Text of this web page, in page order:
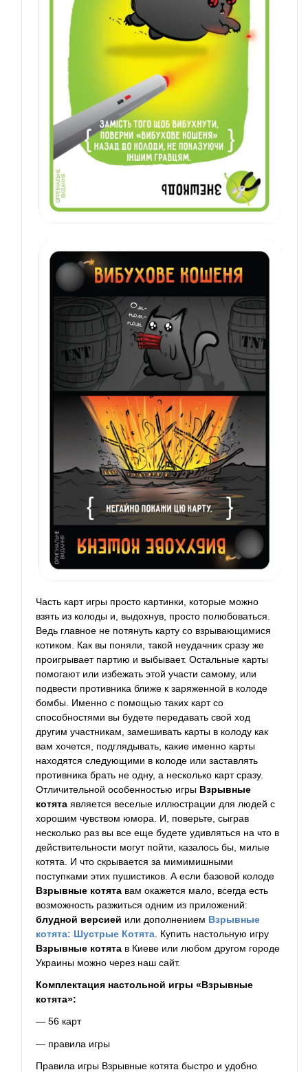
Часть карт игры просто картинки, которые можно
взять из колоды и, выдохнув, просто полюбоваться.
Ведь главное не потянуть карту со взрывающимися
котиком. Как вы поняли, такой неудачник сразу же
проигрывает партию и выбывает. Остальные карты
помогают или избежать этой участи самому, или
подвести противника ближе к заряженной в колоде
бомбы. Именно с помощью таких карт со
способностями вы будете передавать свой ход
другим участникам, замешивать карты в колоду как
вам хочется, подглядывать, какие именно карты
находятся следующими в колоде или заставлять
противника брать не одну, а несколько карт сразу.
Отличительной особенностью игры Взрывные
котята является веселые иллюстрации для людей с
хорошим чувством юмора. И, поверьте, сыграв
несколько раз вы все еще будете удивляться на что в
действительности могут пойти, казалось бы, милые
котята. И что скрывается за мимимишными
поступками этих пушистиков. А если базовой колоде
Взрывные котята вам окажется мало, всегда есть
возможность разжиться одним из приложений:
блудной версией или дополнением Взрывные
котята: Шустрые Котята. Купить настольную игру
Взрывные котятав Киеве или любом другом городе
Украины можно через наш сайт.
Комплектация настольной игры «Взрывные
котята»:
— 56 карт
— правила игры
Правила игры Взрывные котята быстро и удобно